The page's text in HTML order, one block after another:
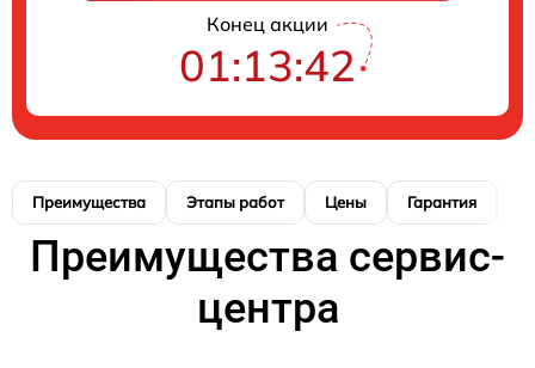
Конец акции
01:13:41
Преимущества Этапы работ Цены Гарантия
Преимущества сервис-
центра